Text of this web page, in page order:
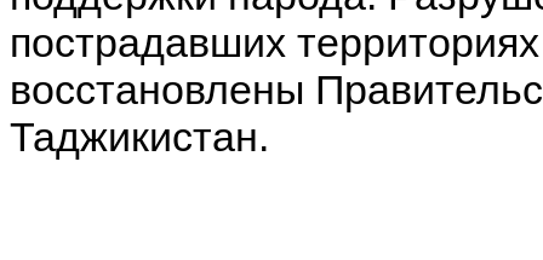
пострадавших
восстановлены
Таджикистан.